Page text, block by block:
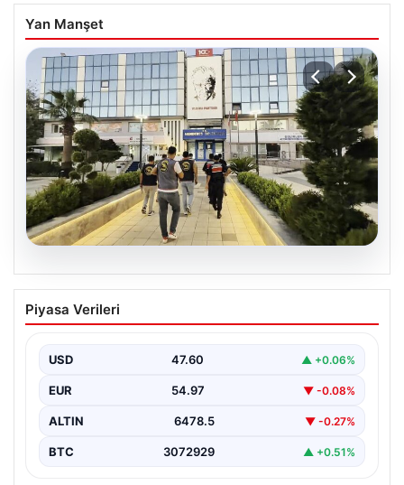
Yan Manşet
05.08.2026
Menderes Belediyesi Soruşturmasında
Firari Başkan Yardımcısı Yakalandı
soruşturma kapsamında, Belediye Başkan Yardımcısı
Rüzgar Sönmez,…
Piyasa Verileri
USD 47.60 ▲ +0.06%
EUR 54.97 ▼ -0.08%
ALTIN 6478.5 ▼ -0.27%
BTC 3072929 ▲ +0.51%